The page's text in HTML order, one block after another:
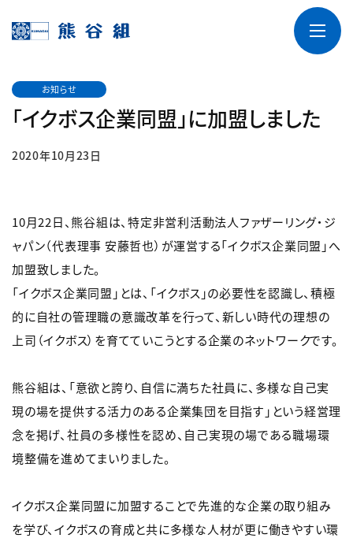
お知らせ
「イクボス企業同盟」に加盟しました
2020年10月23日
10月22日、熊谷組は、特定非営利活動法人ファザーリング・ジ
ャパン（代表理事 安藤哲也）が運営する「イクボス企業同盟」へ
加盟致しました。
「イクボス企業同盟」とは、「イクボス」の必要性を認識し、積極
的に自社の管理職の意識改革を行って、新しい時代の理想の
上司（イクボス）を育てていこうとする企業のネットワークです。
熊谷組は、「意欲と誇り、自信に満ちた社員に、多様な自己実
現の場を提供する活力のある企業集団を目指す」という経営理
念を掲げ、社員の多様性を認め、自己実現の場である職場環
境整備を進めてまいりました。
イクボス企業同盟に加盟することで先進的な企業の取り組み
を学び、イクボスの育成と共に多様な人材が更に働きやすい環